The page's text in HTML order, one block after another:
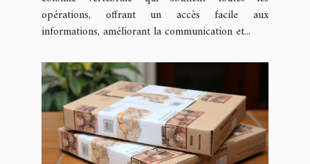
opérations, offrant un accès facile aux
informations, améliorant la communication et...